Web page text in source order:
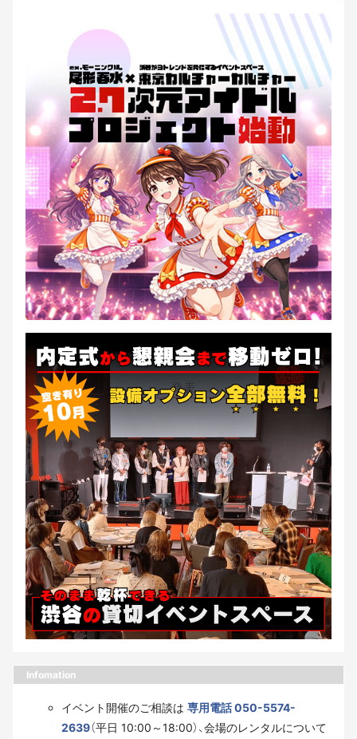
Infomation
イベント開催のご相談は 専用電話 050-5574-
2639（平日 10:00～18:00）、会場のレンタルについて